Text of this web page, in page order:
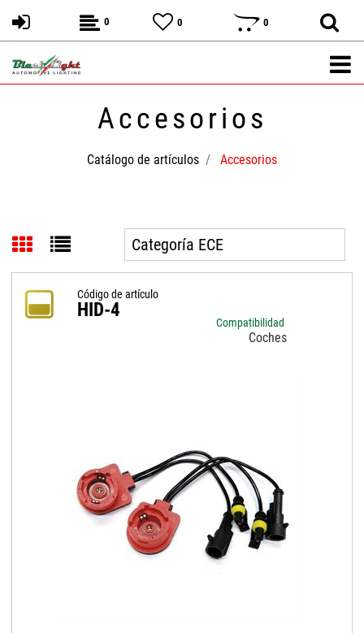
0 0 0
Accesorios
Catálogo de artículos Accesorios
Código de artículo
HID-4
Compatibilidad
Coches